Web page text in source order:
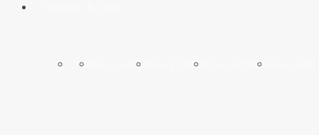
Quiz Öva på ADR Öva på DGR Öva på IMDG